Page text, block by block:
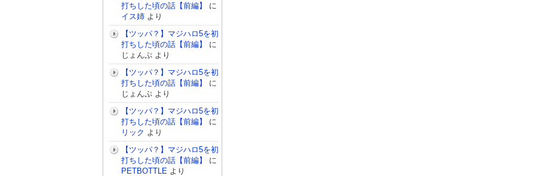
打ちした頃の話【前編】
に
イス姉 より
【ツッパ？】マジハロ5を初
打ちした頃の話【前編】
に
じょんぷ より
【ツッパ？】マジハロ5を初
打ちした頃の話【前編】
に
じょんぷ より
【ツッパ？】マジハロ5を初
打ちした頃の話【前編】
に
リック より
【ツッパ？】マジハロ5を初
打ちした頃の話【前編】
に
PETBOTTLE より